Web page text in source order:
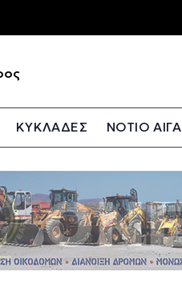
ΚΥΚΛΑΔΕΣ ΝΟΤΙΟ